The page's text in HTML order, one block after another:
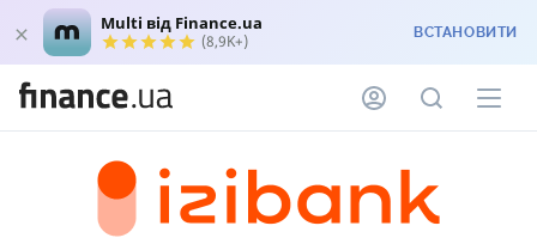
Multi від Finance.ua
(8,9K+) ВСТАНОВИТИ